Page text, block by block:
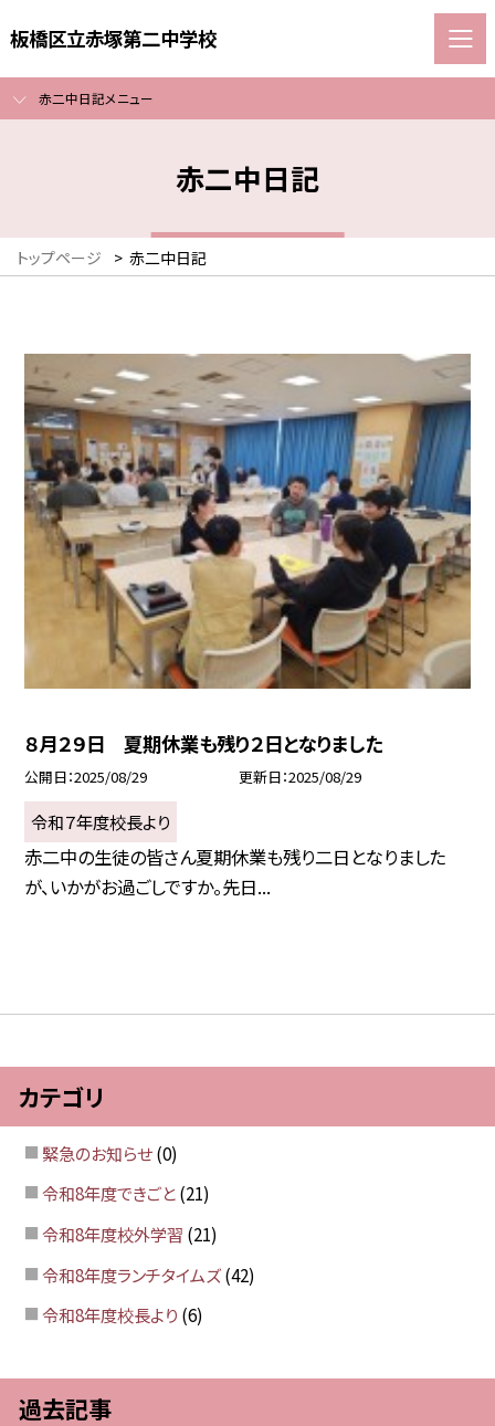
板橋区立赤塚第二中学校
赤二中日記メニュー
赤二中日記
トップページ > 赤二中日記
８月２９日 夏期休業も残り２日となりました
公開日 2025/08/29 更新日 2025/08/29
令和７年度校長より
赤二中の生徒の皆さん夏期休業も残り二日となりました
が、いかがお過ごしですか。先日...
カテゴリ
緊急のお知らせ (0)
令和8年度できごと (21)
令和8年度校外学習 (21)
令和8年度ランチタイムズ (42)
令和8年度校長より (6)
過去記事